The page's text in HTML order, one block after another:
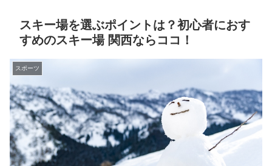
スキー場を選ぶポイントは？初心者におす
すめのスキー場 関西ならココ！
スポーツ